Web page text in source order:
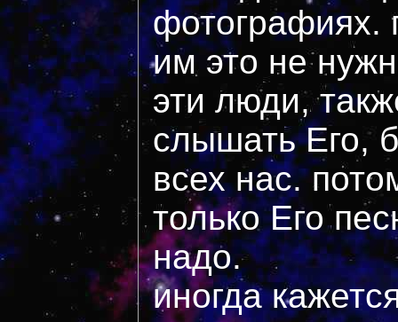
фотографиях.
им это не
эти люди,
слышать Его,
всех нас.
только Его
надо.
иногда